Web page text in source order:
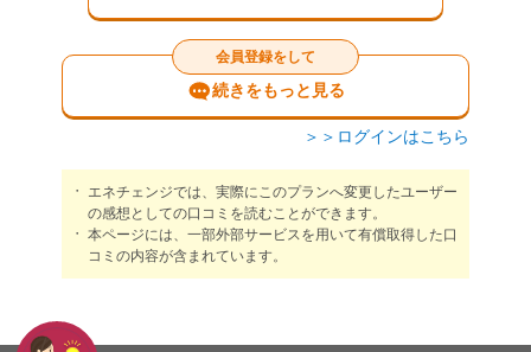
会員登録をして
続きをもっと見る
＞＞ログインはこちら
エネチェンジでは、実際にこのプランへ変更したユーザー
の感想としての口コミを読むことができます。
本ページには、一部外部サービスを用いて有償取得した口
コミの内容が含まれています。